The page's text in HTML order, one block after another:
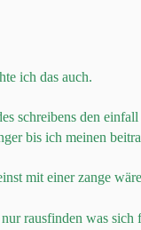
ich das auch.
schreibens den
bis ich meinen
mit einer zange
rausfinden was sich